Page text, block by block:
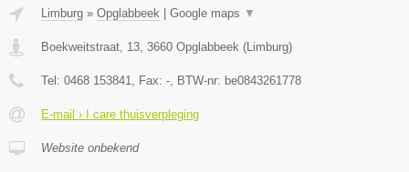
Limburg » Opglabbeek | Google maps ▼
Boekweitstraat, 13 3660 Opglabbeek (Limburg)
Tel: 0468 153841 , Fax: - , BTW-nr: be0843261778
E-mail › I care thuisverpleging
Website onbekend